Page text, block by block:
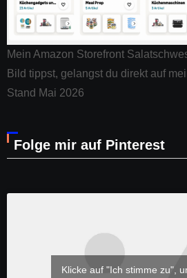
Mein Amazon Storefront
Bild tippst, gelangst du direkt auf
Stand Mai 2026
Folge mir auf Pinterest
Klicke auf "Ich stimme zu",